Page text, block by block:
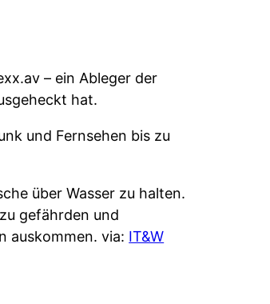
– ein Ableger der
hat.
und Fernsehen bis zu
über Wasser zu halten.
gefährden und
auskommen. via: IT&W